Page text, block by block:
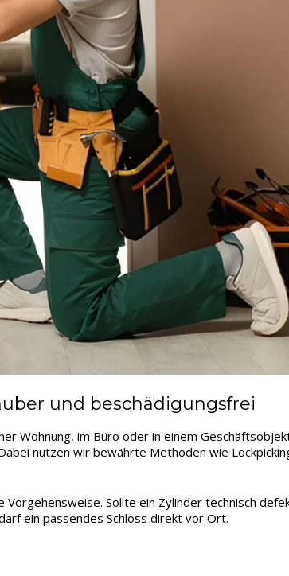
und beschädigungsfrei
Wohnung, im Büro oder in einem
nutzen wir bewährte Methoden wie
Sollte ein Zylinder technisch
ein passendes Schloss direkt vor Ort.